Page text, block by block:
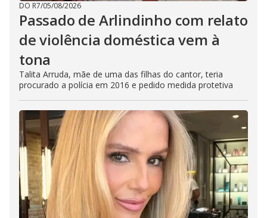
DO R7/05/08/2026
Passado de Arlindinho com relato
de violência doméstica vem à
tona
Talita Arruda, mãe de uma das filhas do cantor, teria
procurado a polícia em 2016 e pedido medida protetiva